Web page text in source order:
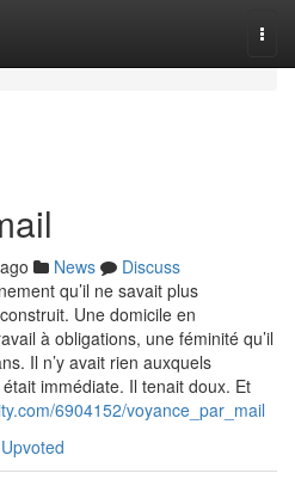
News
Discuss
qu’il ne savait plus
Une domicile en
à obligations, une féminité qu’il
Il n’y avait rien auxquels
immédiate. Il tenait doux. Et
6904152/voyance_par_mail